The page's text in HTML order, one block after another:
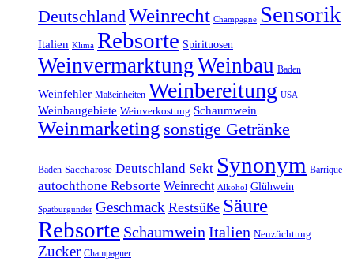
DeutschlandWeinrecht Champagne Sensorik
Italien Klima Rebsorte Spirituosen
WeinvermarktungWeinbau Baden
Weinfehler Maßeinheiten Weinbereitung USA
Weinbaugebiete Weinverkostung Schaumwein
Weinmarketing sonstige Getränke
Baden Saccharose Deutschland Sekt Synonym Barrique
autochthone Rebsorte Weinrecht Alkohol Glühwein
Spätburgunder Geschmack Restsüße Säure
Rebsorte Schaumwein Italien Neuzüchtung
Zucker Champagner